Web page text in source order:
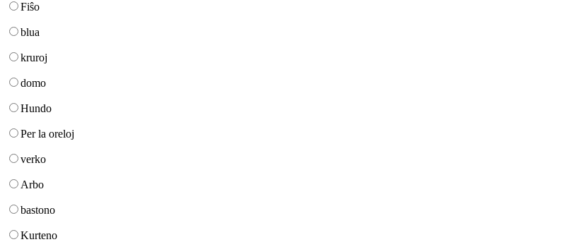
Fiŝo
blua
kruroj
domo
Hundo
Per la oreloj
verko
Arbo
bastono
Kurteno